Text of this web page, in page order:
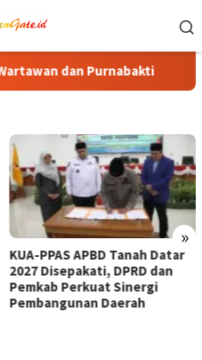
Purna Bhakti dan Warga
»
Datar
dan
Anggota DPD RI
Tegaskan, DOB
untuk